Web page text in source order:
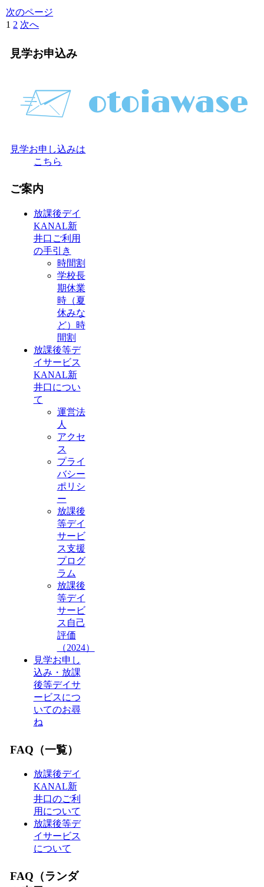
次のページ
1 2 次へ
見学お申込み
見学お申し込みは
こちら
ご案内
放課後デイ
KANAL新
井口ご利用
の手引き
時間割
学校長
期休業
時（夏
休みな
ど）時
間割
放課後等デ
イサービス
KANAL新
井口につい
て
運営法
人
アクセ
ス
プライ
バシー
ポリシ
ー
放課後
等デイ
サービ
ス支援
プログ
ラム
放課後
等デイ
サービ
ス自己
評価
（2024）
見学お申し
込み・放課
後等デイサ
ービスにつ
いてのお尋
ね
FAQ（一覧）
放課後デイ
KANAL新
井口のご利
用について
放課後等デ
イサービス
について
FAQ（ランダ